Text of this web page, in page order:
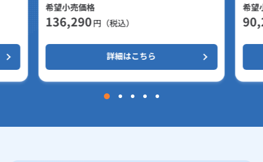
希望小売価格
136,290円（税込）
詳細はこちら
希望